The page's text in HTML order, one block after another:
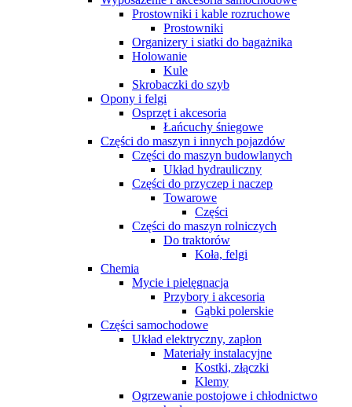
Prostowniki i kable rozruchowe
Prostowniki
Organizery i siatki do bagażnika
Holowanie
Kule
Skrobaczki do szyb
Opony i felgi
Osprzęt i akcesoria
Łańcuchy śniegowe
Części do maszyn i innych pojazdów
Części do maszyn budowlanych
Układ hydrauliczny
Części do przyczep i naczep
Towarowe
Części
Części do maszyn rolniczych
Do traktorów
Koła, felgi
Chemia
Mycie i pielęgnacja
Przybory i akcesoria
Gąbki polerskie
Części samochodowe
Układ elektryczny, zapłon
Materiały instalacyjne
Kostki, złączki
Klemy
Ogrzewanie postojowe i chłodnictwo